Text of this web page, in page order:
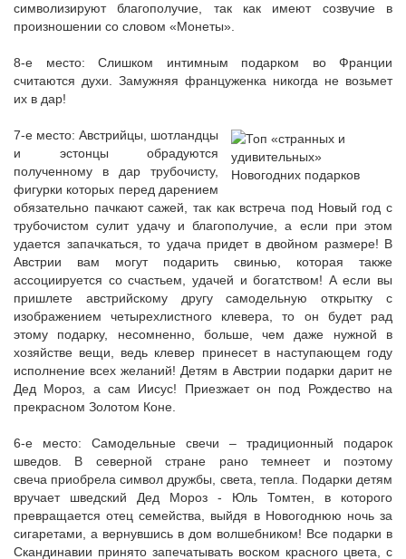
символизируют благополучие, так как имеют созвучие в
произношении со словом «Монеты».
8-е место: Слишком интимным подарком во Франции
считаются духи. Замужняя француженка никогда не возьмет
их в дар!
7-е место: Австрийцы, шотландцы
и эстонцы обрадуются
полученному в дар трубочисту,
фигурки которых перед дарением
обязательно пачкают сажей, так как встреча под Новый год с
трубочистом сулит удачу и благополучие, а если при этом
удается запачкаться, то удача придет в двойном размере! В
Австрии вам могут подарить свинью, которая также
ассоциируется со счастьем, удачей и богатством! А если вы
пришлете австрийскому другу самодельную открытку с
изображением четырехлистного клевера, то он будет рад
этому подарку, несомненно, больше, чем даже нужной в
хозяйстве вещи, ведь клевер принесет в наступающем году
исполнение всех желаний! Детям в Австрии подарки дарит не
Дед Мороз, а сам Иисус! Приезжает он под Рождество на
прекрасном Золотом Коне.
6-е место: Самодельные свечи – традиционный подарок
шведов. В северной стране рано темнеет и поэтому
свеча приобрела символ дружбы, света, тепла. Подарки детям
вручает шведский Дед Мороз - Юль Томтен, в которого
превращается отец семейства, выйдя в Новогоднюю ночь за
сигаретами, а вернувшись в дом волшебником! Все подарки в
Скандинавии принято запечатывать воском красного цвета, с